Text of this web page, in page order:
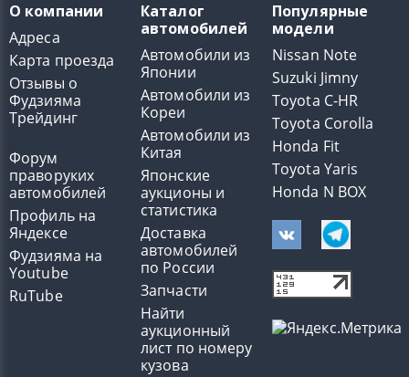
О компании
Адреса
Карта проезда
Отзывы о
Фудзияма
Трейдинг
Форум
праворуких
автомобилей
Профиль на
Яндексе
Фудзияма на
Youtube
RuTube
Каталог
автомобилей
Автомобили из
Японии
Автомобили из
Кореи
Автомобили из
Китая
Японские
аукционы и
статистика
Доставка
автомобилей
по России
Запчасти
Найти
аукционный
лист по номеру
кузова
Популярные
модели
Nissan Note
Suzuki Jimny
Toyota C-HR
Toyota Corolla
Honda Fit
Toyota Yaris
Honda N BOX